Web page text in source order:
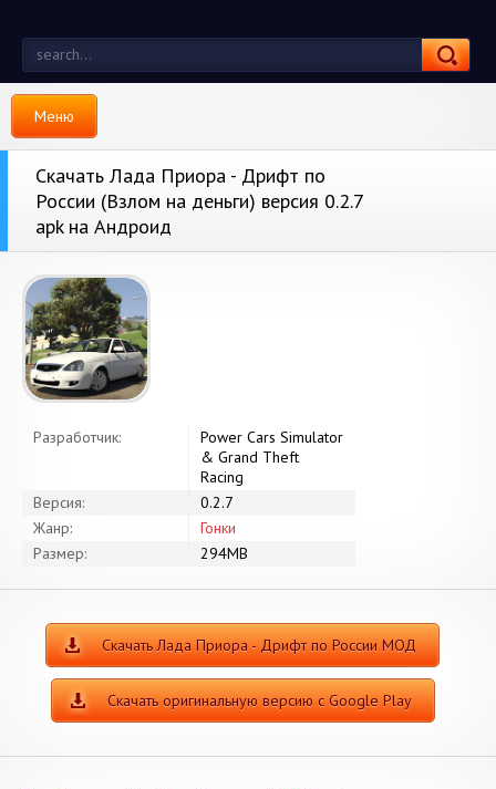
Меню
Скачать Лада Приора - Дрифт по
России (Взлом на деньги) версия 0.2.7
apk на Андроид
Разработчик:
Power Cars Simulator
& Grand Theft
Racing
Версия:
0.2.7
Жанр:
Гонки
Размер:
294MB
Скачать Лада Приора - Дрифт по России МОД
Скачать оригинальную версию с Google Play